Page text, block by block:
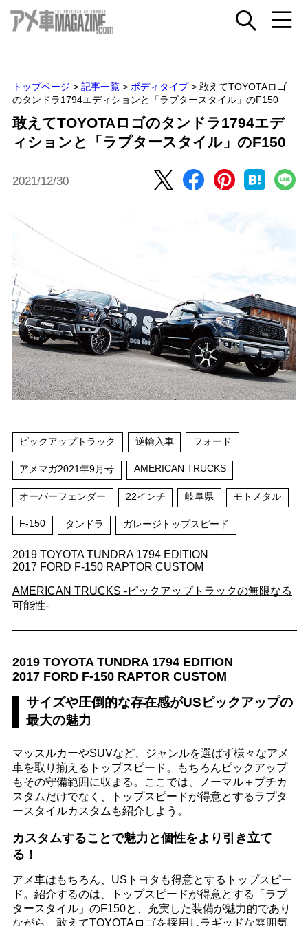
トップページ > 記事一覧 > ボディタイプ > 敢えてTOYOTAロゴ
のタンドラ1794エディションと「ラプタースタイル」のF150
敢えてTOYOTAロゴのタンドラ1794エデ
ィションと「ラプタースタイル」のF150
2021/12/30
ピックアップトラック 逆輸入車 フォード
アメマガ2021年9月号 AMERICAN TRUCKS
オーバーフェンダー 22インチ 岐阜県 モトメタル
F-150 タンドラ ガレージトップスピード
2019 TOYOTA TUNDRA 1794 EDITION
2017 FORD F-150 RAPTOR CUSTOM
AMERICAN TRUCKS -ピックアップトラックの無限なる
可能性-
2019 TOYOTA TUNDRA 1794 EDITION
2017 FORD F-150 RAPTOR CUSTOM
サイズや圧倒的な存在感がUSピックアップの
最大の魅力
マッスルカーやSUVなど、ジャンルを選ばず様々なアメ
車を取り揃えるトップスピード。もちろんピックアップ
もその守備範囲に収まる。ここでは、ノーマル＋プチカ
スタムだけでなく、トップスピードが得意とするラプタ
ースタイルカスタムも紹介しよう。
カスタムすることで魅力と個性をより引き立て
る！
アメ車はもちろん、USトヨタも得意とするトップスピー
ド。紹介するのは、トップスピードが得意とする「ラプ
タースタイル」のF150と、充実した装備が魅力的であり
ながら、敢えてTOYOTAロゴを採用しラギッドな雰囲気